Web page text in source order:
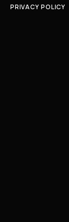
PRIVACY POLICY